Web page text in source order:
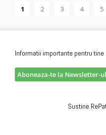
1 2 3 4 5
Informatii importante pentru tine
Aboneaza-te la Newsletter-
Sustine